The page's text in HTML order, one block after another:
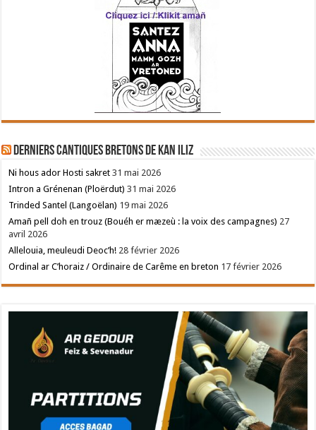
Derniers cantiques bretons de Kan Iliz
Ni hous ador Hosti sakret 31 mai 2026
Intron a Grénenan (Ploërdut) 31 mai 2026
Trinded Santel (Langoëlan) 19 mai 2026
Amañ pell doh en trouz (Bouéh er mæzeù : la voix des campagnes) 27
avril 2026
Allelouia, meuleudi Deoc’h! 28 février 2026
Ordinal ar C’horaiz / Ordinaire de Carême en breton 17 février 2026